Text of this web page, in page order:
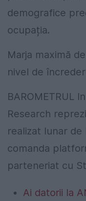
demografice
ocupația.
Marja maximă
nivel de
BAROMETRUL
Research
realizat lunar de
comanda
parteneriat cu
Ai datorii la